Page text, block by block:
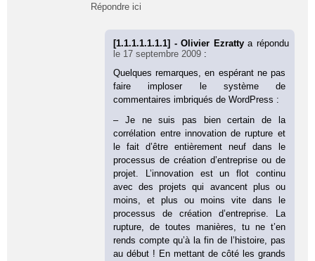
Répondre ici
[1.1.1.1.1.1.1] - Olivier Ezrattya répondu
le 17 septembre 2009 :
Quelques remarques, en espérant ne pas
faire imploser le système de
commentaires imbriqués de WordPress :
– Je ne suis pas bien certain de la
corrélation entre innovation de rupture et
le fait d’être entièrement neuf dans le
processus de création d’entreprise ou de
projet. L’innovation est un flot continu
avec des projets qui avancent plus ou
moins, et plus ou moins vite dans le
processus de création d’entreprise. La
rupture, de toutes manières, tu ne t’en
rends compte qu’à la fin de l’histoire, pas
au début ! En mettant de côté les grands